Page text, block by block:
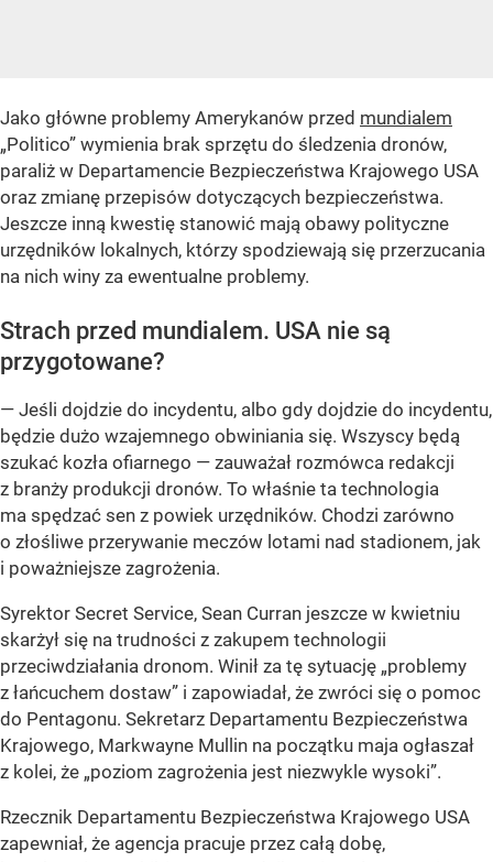
Jako główne problemy Amerykanów przed mundialem
„Politico” wymienia brak sprzętu do śledzenia dronów,
paraliż w Departamencie Bezpieczeństwa Krajowego USA
oraz zmianę przepisów dotyczących bezpieczeństwa.
Jeszcze inną kwestię stanowić mają obawy polityczne
urzędników lokalnych, którzy spodziewają się przerzucania
na nich winy za ewentualne problemy.
Strach przed mundialem. USA nie są
przygotowane?
— Jeśli dojdzie do incydentu, albo gdy dojdzie do incydentu,
będzie dużo wzajemnego obwiniania się. Wszyscy będą
szukać kozła ofiarnego — zauważał rozmówca redakcji
z branży produkcji dronów. To właśnie ta technologia
ma spędzać sen z powiek urzędników. Chodzi zarówno
o złośliwe przerywanie meczów lotami nad stadionem, jak
i poważniejsze zagrożenia.
Syrektor Secret Service, Sean Curran jeszcze w kwietniu
skarżył się na trudności z zakupem technologii
przeciwdziałania dronom. Winił za tę sytuację „problemy
z łańcuchem dostaw” i zapowiadał, że zwróci się o pomoc
do Pentagonu. Sekretarz Departamentu Bezpieczeństwa
Krajowego, Markwayne Mullin na początku maja ogłaszał
z kolei, że „poziom zagrożenia jest niezwykle wysoki”.
Rzecznik Departamentu Bezpieczeństwa Krajowego USA
zapewniał, że agencja pracuje przez całą dobę,